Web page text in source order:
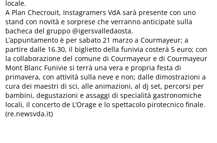
locale.
A Plan Checrouit, Instagramers VdA sarà presente con uno
stand con novità e sorprese che verranno anticipate sulla
bacheca del gruppo @igersvalledaosta.
L’appuntamento è per sabato 21 marzo a Courmayeur; a
partire dalle 16.30, il biglietto della funivia costerà 5 euro; con
la collaborazione del comune di Courmayeur e di Courmayeur
Mont Blanc Funivie si terrà una vera e propria festa di
primavera, con attività sulla neve e non; dalle dimostrazioni a
cura dei maestri di sci, alle animazioni, al dj set, percorsi per
bambini, degustazioni e assaggi di specialità gastronomiche
locali, il concerto de L’Orage e lo spettacolo pirotecnico finale.
(re.newsvda.it)